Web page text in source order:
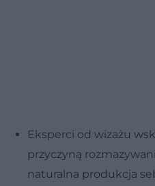
Eksperci od wizażu
przyczyną
naturalna produkcja